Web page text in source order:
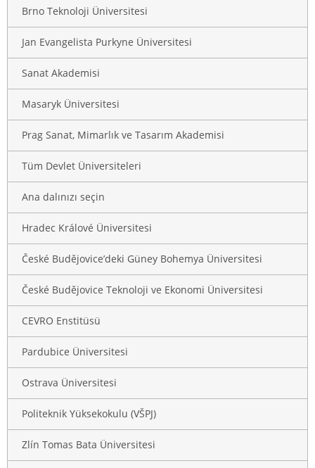
Brno Teknoloji Üniversitesi
Jan Evangelista Purkyne Üniversitesi
Sanat Akademisi
Masaryk Üniversitesi
Prag Sanat, Mimarlık ve Tasarım Akademisi
Tüm Devlet Üniversiteleri
Ana dalınızı seçin
Hradec Králové Üniversitesi
České Budějovice’deki Güney Bohemya Üniversitesi
České Budějovice Teknoloji ve Ekonomi Üniversitesi
CEVRO Enstitüsü
Pardubice Üniversitesi
Ostrava Üniversitesi
Politeknik Yüksekokulu (VŠPJ)
Zlín Tomas Bata Üniversitesi